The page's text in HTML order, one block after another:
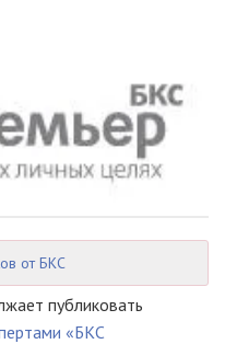
от БКС
публиковать
«БКС